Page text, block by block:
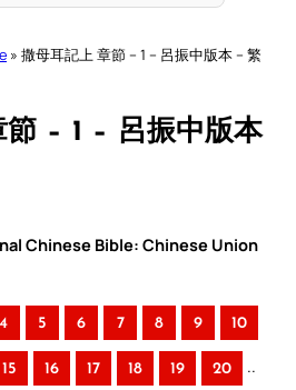
» 撒母耳記上 章節 – 1 – 呂振中版本 – 繁
– 1 – 呂振中版本
Chinese Bible: Chinese Union
4 5 6 7 8 9 10
15 16 17 18 19 20 ..